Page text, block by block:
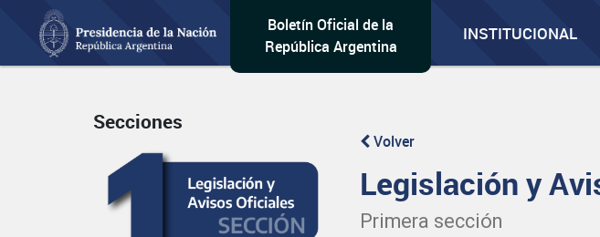
Boletín Oficial de la
República Argentina
INSTITUCIONAL
Secciones
Volver
Legislación y
Primera sección